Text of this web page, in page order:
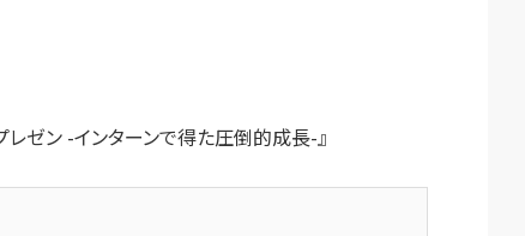
ゼン -インターンで得た圧倒的成長-』